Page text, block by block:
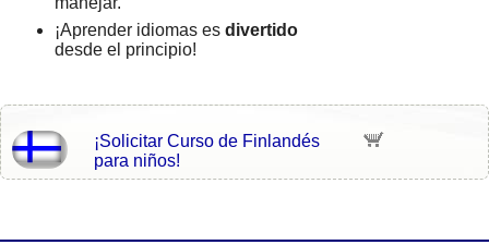
¡Aprender idiomas es divertido
desde el principio!
¡Solicitar Curso de Finlandés
para niños!